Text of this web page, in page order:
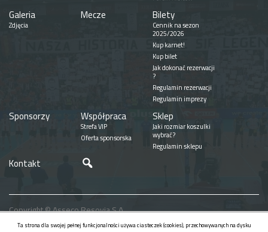
Galeria
Zdjęcia
Mecze Bilety
Cennik na sezon
2025/2026
Kup karnet!
Kup bilet
Jak dokonać rezerwacji
?
Regulamin rezerwacji
Regulamin imprezy
Sponsorzy Współpraca
Strefa VIP
Oferta sponsorska
Sklep
Jaki rozmiar koszulki
wybrać?
Regulamin sklepu
Kontakt
Copyright © Asseco Resovia S.A.
Realizacja
Ta strona dla swojej pełnej funkcjonalności używa ciasteczek (cookies), przechowywanych na dysku